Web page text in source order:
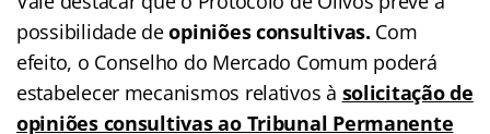
possibilidade deopiniões consultivas. Com
efeito, o Conselho do Mercado Comum poderá
estabelecer mecanismos relativos à solicitação de
opiniões consultivas ao Tribunal Permanente